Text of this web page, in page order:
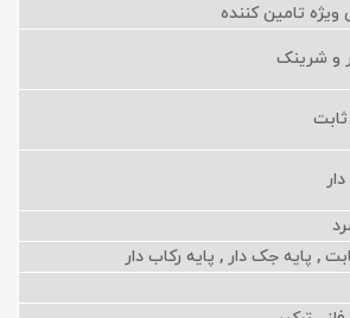
ویژه تامین کننده
و شرینک
, پایه جک دار , پایه رکاب دار